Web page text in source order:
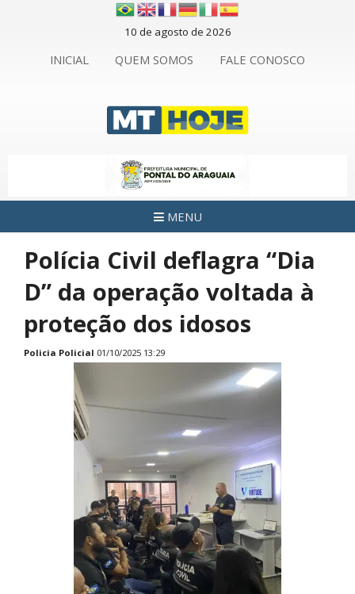
10 de agosto de 2026
INICIAL QUEM SOMOS FALE CONOSCO
MENU
Polícia Civil deflagra “Dia
D” da operação voltada à
proteção dos idosos
Policia Policial 01/10/2025 13:29